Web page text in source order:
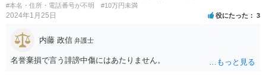
#本名・住所・電話番号が不明
#10万円未満
2024年1月25日 役にたった 3
内藤 政信 弁護士
名誉棄損で言う誹謗中傷にはあたりません。